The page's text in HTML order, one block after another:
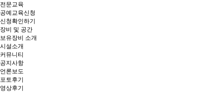
전문교육
공예교육신청
신청확인하기
장비 및 공간
보유장비 소개
시설소개
커뮤니티
공지사항
언론보도
포토후기
영상후기